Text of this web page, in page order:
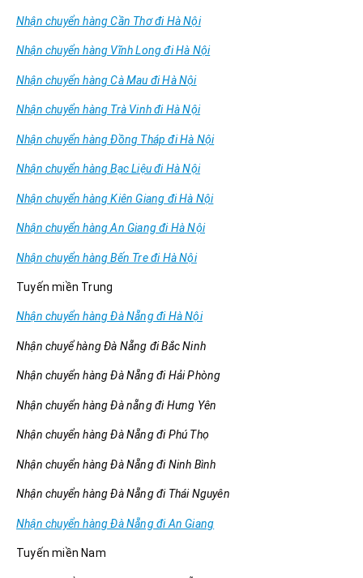
Nhận chuyển hàng Cần Thơ đi Hà Nội
Nhận chuyển hàng Vĩnh Long đi Hà Nội
Nhận chuyển hàng Cà Mau đi Hà Nội
Nhận chuyển hàng Trà Vinh đi Hà Nội
Nhận chuyển hàng Đồng Tháp đi Hà Nội
Nhận chuyển hàng Bạc Liệu đi Hà Nội
Nhận chuyển hàng Kiên Giang đi Hà Nội
Nhận chuyển hàng An Giang đi Hà Nội
Nhận chuyển hàng Bến Tre đi Hà Nội
Tuyến miền Trung
Nhận chuyển hàng Đà Nẵng đi Hà Nội
Nhận chuyể hàng Đà Nẵng đi Bắc Ninh
Nhận chuyển hàng Đà Nẵng đi Hải Phòng
Nhận chuyển hàng Đà nẵng đi Hưng Yên
Nhận chuyển hàng Đà Nẵng đi Phú Thọ
Nhận chuyển hàng Đà Nẵng đi Ninh Bình
Nhận chuyển hàng Đà Nẵng đi Thái Nguyên
Nhận chuyển hàng Đà Nẵng đi An Giang
Tuyến miền Nam